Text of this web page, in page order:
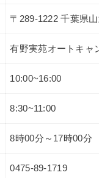
〒289-1222 千葉県
有野実苑オートキャ
10:00~16:00
8:30~11:00
8時00分～17時00分
0475-89-1719